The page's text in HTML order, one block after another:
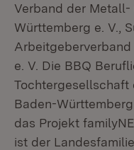
Verband der
Württemberg e. V.,
e. V. Die BBQ
Tochtergesellschaft
Baden-
das Projekt
ist der